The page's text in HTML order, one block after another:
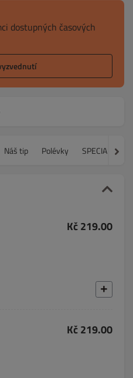
dostupných časových
Náš tip Polévky SPECIALITY
Kč 219.00
Kč 219.00